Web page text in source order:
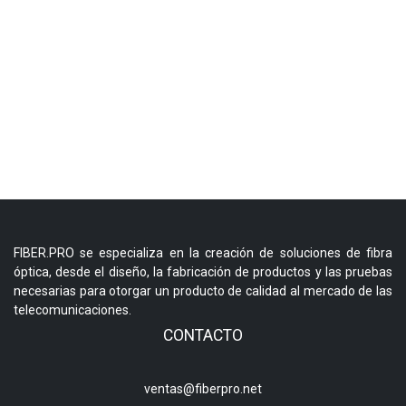
FIBER.PRO se especializa en la creación de soluciones de fibra
óptica, desde el diseño, la fabricación de productos y las pruebas
necesarias para otorgar un producto de calidad al mercado de las
telecomunicaciones.
CONTACTO
ventas@fiberpro.net